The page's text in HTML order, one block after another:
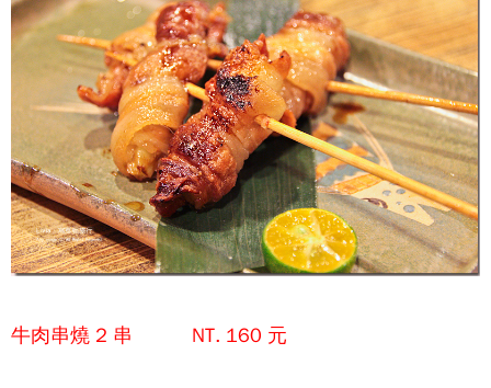
牛肉串燒 2 串 NT. 160 元